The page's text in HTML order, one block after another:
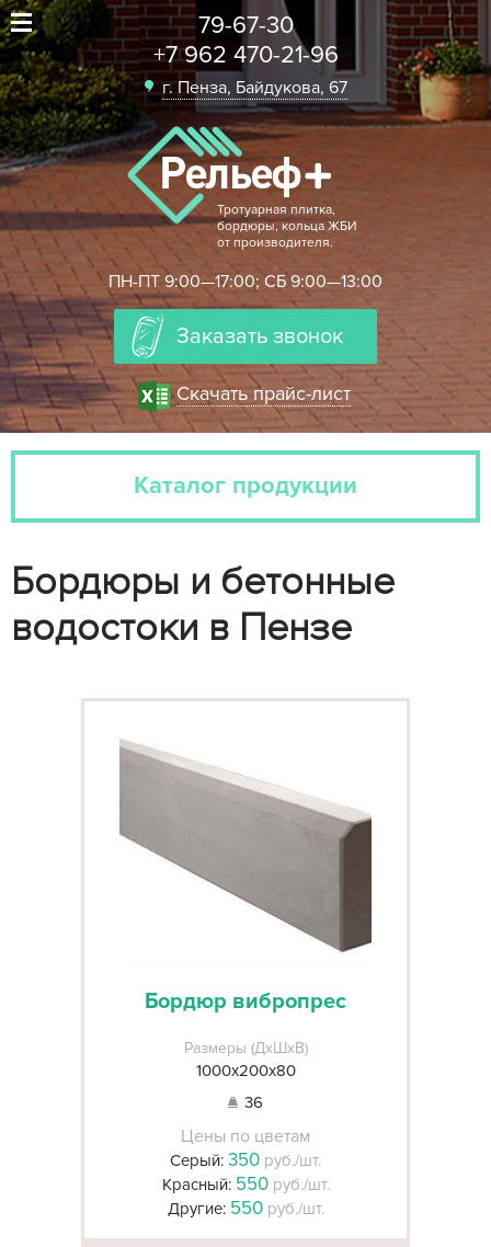
79-67-30
+7 962 470-21-96
г. Пенза, Байдукова, 67
Тротуарная плитка,
бордюры, кольца ЖБИ
от производителя.
ПН-ПТ 9:00—17:00; СБ 9:00—13:00
Заказать звонок
Скачать прайс-лист
Каталог продукции
Бордюры и бетонные
водостоки в Пензе
Бордюр вибропрес
Размеры (ДхШхВ)
1000х200х80
36
Цены по цветам
Серый: 350 руб./шт.
Красный: 550 руб./шт.
Другие: 550 руб./шт.